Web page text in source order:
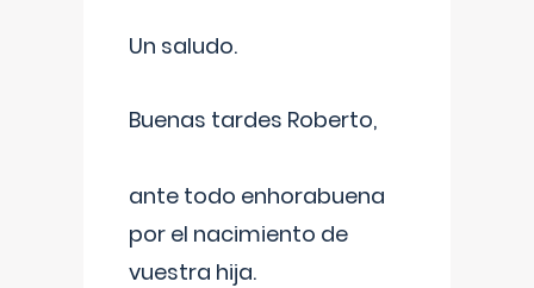
Un saludo.
Buenas tardes Roberto,
ante todo enhorabuena
por el nacimiento de
vuestra hija.